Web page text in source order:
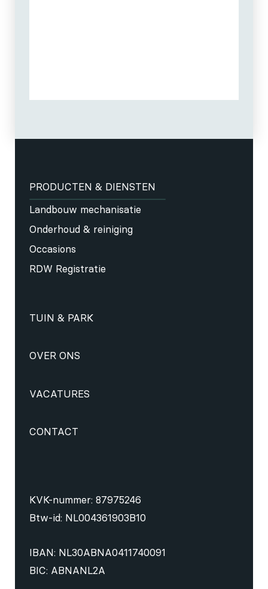
PRODUCTEN & DIENSTEN
Landbouw mechanisatie
Onderhoud & reiniging
Occasions
RDW Registratie
TUIN & PARK
OVER ONS
VACATURES
CONTACT
KVK-nummer: 87975246
Btw-id: NL004361903B10
IBAN: NL30ABNA0411740091
BIC: ABNANL2A